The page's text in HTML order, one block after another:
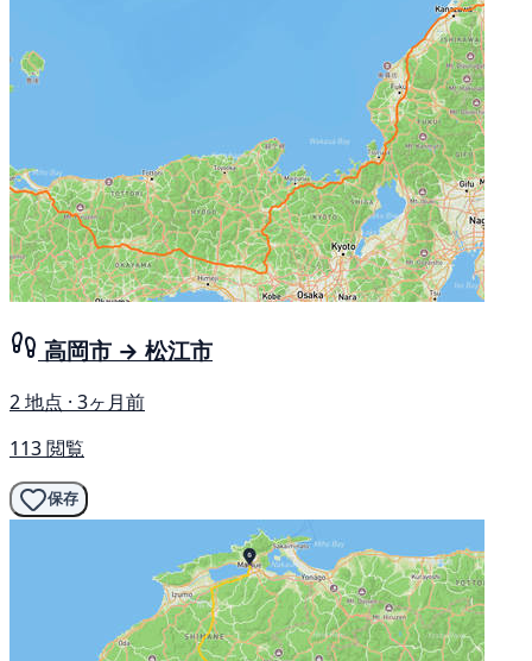
高岡市 → 松江市
2 地点 · 3ヶ月前
113 閲覧
保存